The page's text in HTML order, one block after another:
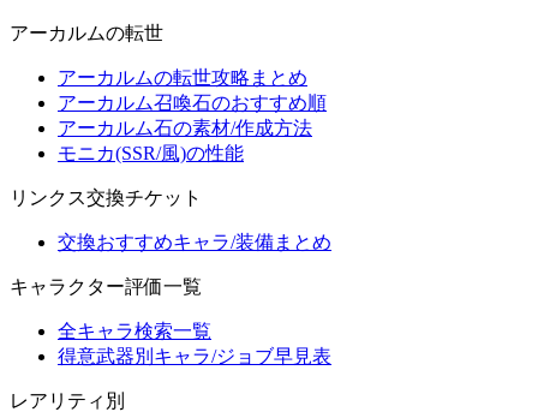
アーカルムの転世
アーカルムの転世攻略まとめ
アーカルム召喚石のおすすめ順
アーカルム石の素材/作成方法
モニカ(SSR/風)の性能
リンクス交換チケット
交換おすすめキャラ/装備まとめ
キャラクター評価一覧
全キャラ検索一覧
得意武器別キャラ/ジョブ早見表
レアリティ別